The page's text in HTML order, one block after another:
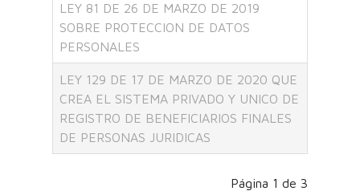
LEY 81 DE 26 DE MARZO DE 2019
SOBRE PROTECCION DE DATOS
PERSONALES
LEY 129 DE 17 DE MARZO DE 2020 QUE
CREA EL SISTEMA PRIVADO Y UNICO DE
REGISTRO DE BENEFICIARIOS FINALES
DE PERSONAS JURIDICAS
Página 1 de 3